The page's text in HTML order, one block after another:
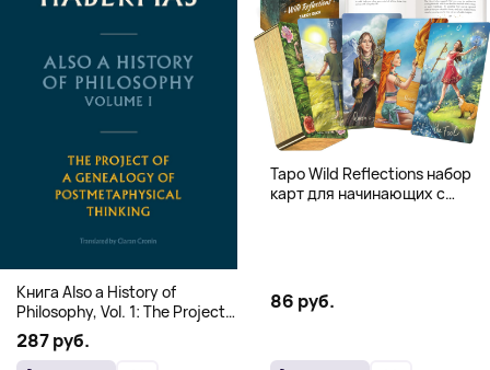
Книга Also a History of
Philosophy, Vol. 1: The Project
of a Genealogy of
Postmetaphysical Thinking
287 руб.
Таро Wild Reflections набор
карт для начинающих с
86 руб.